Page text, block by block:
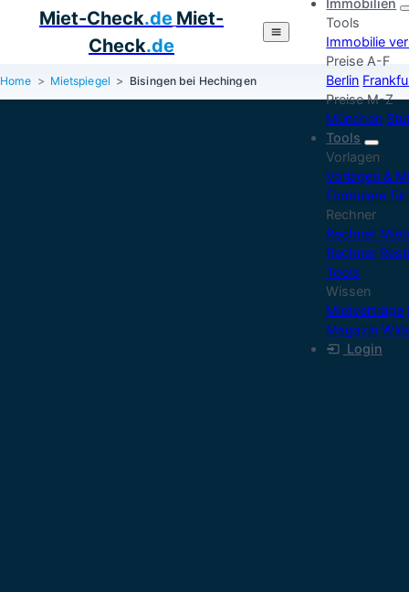
Miet-Check.de Miet-
Check.de
Immobilien
Tools
Immobilie
Preise A-F
Berlin
Preise M-Z
München
Tools
Vorlagen
Vorlagen &
Formulare
Rechner
Rechner
Rechner
Tools
Wissen
Mietverträge
Magazin
Login
Home Mietspiegel Bisingen bei Hechingen